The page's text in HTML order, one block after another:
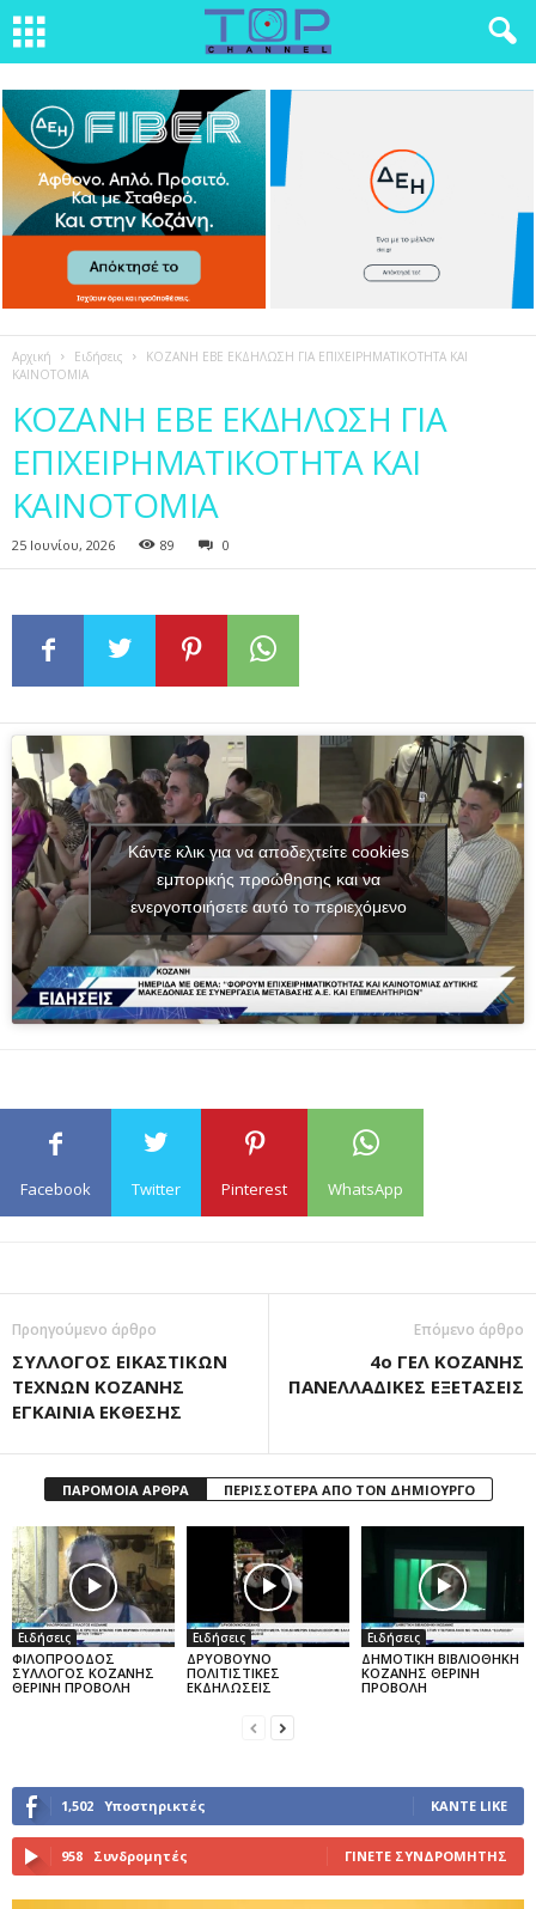
Αρχική Ειδήσεις
ΚΟΖΑΝΗ ΕΒΕ ΕΚΔΗΛΩΣΗ ΓΙΑ ΕΠΙΧΕΙΡΗΜΑΤΙΚΟΤΗΤΑ ΚΑΙ
ΚΑΙΝΟΤΟΜΙΑ
ΚΟΖΑΝΗ ΕΒΕ ΕΚΔΗΛΩΣΗ ΓΙΑ
ΕΠΙΧΕΙΡΗΜΑΤΙΚΟΤΗΤΑ ΚΑΙ
ΚΑΙΝΟΤΟΜΙΑ
25 Ιουνίου, 2026 89 0
Κάντε κλικ για να αποδεχτείτε cookies
εμπορικής προώθησης και να
ενεργοποιήσετε αυτό το περιεχόμενο
Facebook Twitter Pinterest WhatsApp
Προηγούμενο άρθρο
ΣΥΛΛΟΓΟΣ ΕΙΚΑΣΤΙΚΩΝ
ΤΕΧΝΩΝ ΚΟΖΑΝΗΣ
ΕΓΚΑΙΝΙΑ ΕΚΘΕΣΗΣ
Επόμενο άρθρο
4ο ΓΕΛ ΚΟΖΑΝΗΣ
ΠΑΝΕΛΛΑΔΙΚΕΣ ΕΞΕΤΑΣΕΙΣ
ΠΑΡΟΜΟΙΑ ΑΡΘΡΑ ΠΕΡΙΣΣΟΤΕΡΑ ΑΠΟ ΤΟΝ ΔΗΜΙΟΥΡΓΟ
Ειδήσεις
ΦΙΛΟΠΡΟΟΔΟΣ
ΣΥΛΛΟΓΟΣ ΚΟΖΑΝΗΣ
ΘΕΡΙΝΗ ΠΡΟΒΟΛΗ
Ειδήσεις
ΔΡΥΟΒΟΥΝΟ
ΠΟΛΙΤΙΣΤΙΚΕΣ
ΕΚΔΗΛΩΣΕΙΣ
Ειδήσεις
ΔΗΜΟΤΙΚΗ ΒΙΒΛΙΟΘΗΚΗ
ΚΟΖΑΝΗΣ ΘΕΡΙΝΗ
ΠΡΟΒΟΛΗ
1,502 Υποστηρικτές ΚΆΝΤΕ LIKE
958 Συνδρομητές ΓΊΝΕΤΕ ΣΥΝΔΡΟΜΗΤΉΣ